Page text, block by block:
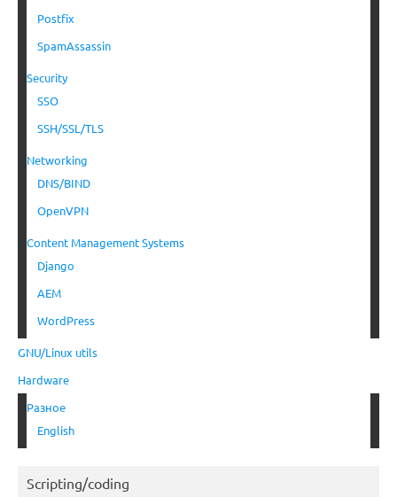
Postfix
SpamAssassin
Security
SSO
SSH/SSL/TLS
Networking
DNS/BIND
OpenVPN
Content Management Systems
Django
AEM
WordPress
GNU/Linux utils
Hardware
Разное
English
Scripting/coding